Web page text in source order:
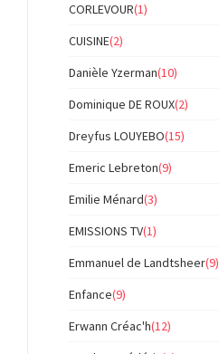
CORLEVOUR(1)
CUISINE(2)
Danièle Yzerman(10)
Dominique DE ROUX(2)
Dreyfus LOUYEBO(15)
Emeric Lebreton(9)
Emilie Ménard(3)
EMISSIONS TV(1)
Emmanuel de Landtsheer(9)
Enfance(9)
Erwann Créac'h(12)